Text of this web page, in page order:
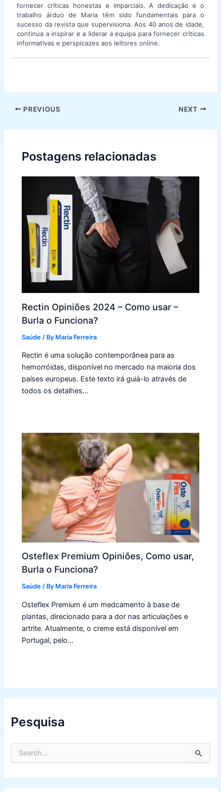
fornecer críticas honestas e imparciais. A dedicação e o
trabalho árduo de Maria têm sido fundamentais para o
sucesso da revista que supervisiona. Aos 40 anos de idade,
continua a inspirar e a liderar a equipa para fornecer críticas
informativas e perspicazes aos leitores online.
Post
PREVIOUS NEXT
Postagens relacionadas
Rectin Opiniões 2024 – Como usar –
Burla o Funciona?
Saúde / By Maria Ferreira
Rectin é uma solução contemporânea para as
hemorróidas, disponível no mercado na maioria dos
países europeus. Este texto irá guiá-lo através de
todos os detalhes…
Osteflex Premium Opiniões, Como usar,
Burla o Funciona?
Saúde / By Maria Ferreira
Osteflex Premium é um medcamento à base de
plantas, direcionado para a dor nas articulações e
artrite. Atualmente, o creme está disponível em
Portugal, pelo…
Pesquisa
r
c